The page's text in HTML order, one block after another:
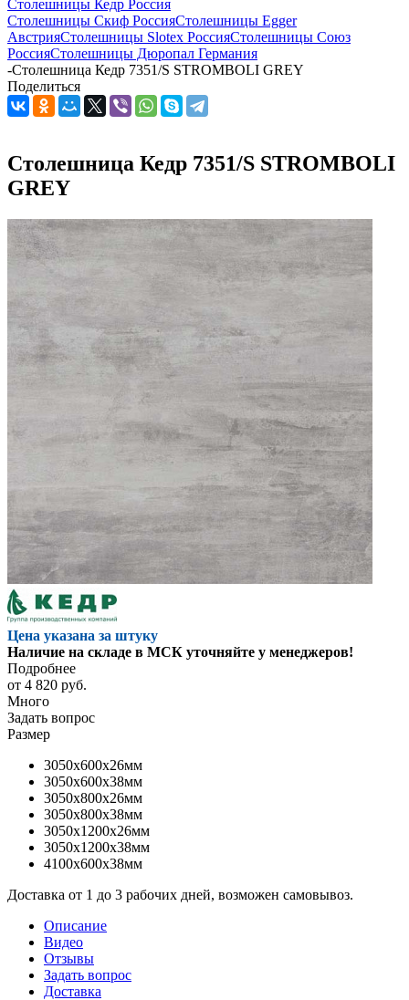
Столешницы Кедр Россия
Столешницы Скиф РоссияСтолешницы Egger
АвстрияСтолешницы Slotex РоссияСтолешницы Союз
РоссияСтолешницы Дюропал Германия
-Столешница Кедр 7351/S STROMBOLI GREY
Поделиться
Столешница Кедр 7351/S STROMBOLI
GREY
Цена указана за штуку
Наличие на складе в МСК уточняйте у менеджеров!
Подробнее
от 4 820 руб.
Много
Задать вопрос
Размер
3050x600x26мм
3050x600x38мм
3050x800x26мм
3050x800x38мм
3050x1200x26мм
3050x1200x38мм
4100x600x38мм
Доставка от 1 до 3 рабочих дней, возможен самовывоз.
Описание
Видео
Отзывы
Задать вопрос
Доставка